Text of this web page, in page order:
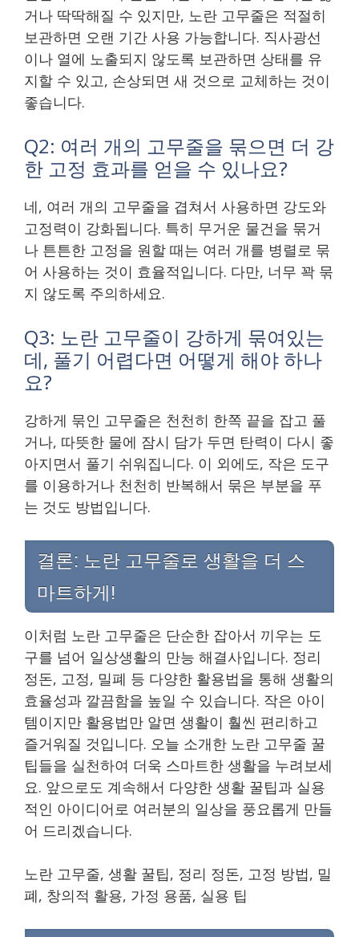
거나 딱딱해질 수 있지만, 노란 고무줄은 적절히
보관하면 오랜 기간 사용 가능합니다. 직사광선
이나 열에 노출되지 않도록 보관하면 상태를 유
지할 수 있고, 손상되면 새 것으로 교체하는 것이
좋습니다.
Q2: 여러 개의 고무줄을 묶으면 더 강
한 고정 효과를 얻을 수 있나요?
네, 여러 개의 고무줄을 겹쳐서 사용하면 강도와
고정력이 강화됩니다. 특히 무거운 물건을 묶거
나 튼튼한 고정을 원할 때는 여러 개를 병렬로 묶
어 사용하는 것이 효율적입니다. 다만, 너무 꽉 묶
지 않도록 주의하세요.
Q3: 노란 고무줄이 강하게 묶여있는
데, 풀기 어렵다면 어떻게 해야 하나
요?
강하게 묶인 고무줄은 천천히 한쪽 끝을 잡고 풀
거나, 따뜻한 물에 잠시 담가 두면 탄력이 다시 좋
아지면서 풀기 쉬워집니다. 이 외에도, 작은 도구
를 이용하거나 천천히 반복해서 묶은 부분을 푸
는 것도 방법입니다.
결론: 노란 고무줄로 생활을 더 스
마트하게!
이처럼 노란 고무줄은 단순한 잡아서 끼우는 도
구를 넘어 일상생활의 만능 해결사입니다. 정리
정돈, 고정, 밀폐 등 다양한 활용법을 통해 생활의
효율성과 깔끔함을 높일 수 있습니다. 작은 아이
템이지만 활용법만 알면 생활이 훨씬 편리하고
즐거워질 것입니다. 오늘 소개한 노란 고무줄 꿀
팁들을 실천하여 더욱 스마트한 생활을 누려보세
요. 앞으로도 계속해서 다양한 생활 꿀팁과 실용
적인 아이디어로 여러분의 일상을 풍요롭게 만들
어 드리겠습니다.
노란 고무줄, 생활 꿀팁, 정리 정돈, 고정 방법, 밀
폐, 창의적 활용, 가정 용품, 실용 팁